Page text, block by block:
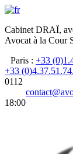
Cabinet DRAÏ,
Avocat à la Cour
Paris : +33
+33
0112
18:00